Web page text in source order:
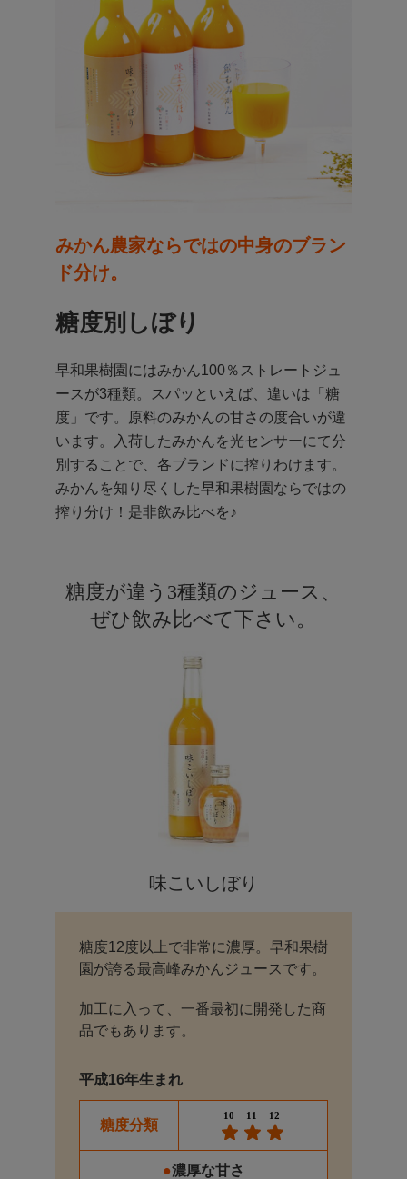
みかん農家ならではの中身のブラン
ド分け。
糖度別しぼり
早和果樹園にはみかん100％ストレートジュ
ースが3種類。スパッといえば、違いは「糖
度」です。原料のみかんの甘さの度合いが違
います。入荷したみかんを光センサーにて分
別することで、各ブランドに搾りわけます。
みかんを知り尽くした早和果樹園ならではの
搾り分け！是非飲み比べを♪
糖度が違う3種類のジュース、
ぜひ飲み比べて下さい。
味こいしぼり
糖度12度以上で非常に濃厚。早和果樹
園が誇る最高峰みかんジュースです。
加工に入って、一番最初に開発した商
品でもあります。
平成16年生まれ
糖度分類
●濃厚な甘さ